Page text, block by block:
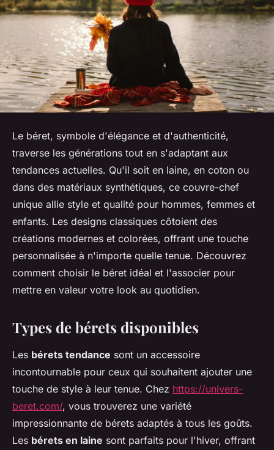
Le béret, symbole d'élégance et d'authenticité,
traverse les générations tout en s'adaptant aux
tendances actuelles. Qu'il soit en laine, en coton ou
dans des matériaux synthétiques, ce couvre-chef
unique allie style et qualité pour hommes, femmes et
enfants. Les designs classiques côtoient des
créations modernes et colorées, offrant une touche
personnalisée à n'importe quelle tenue. Découvrez
comment choisir le béret idéal et l'associer pour
mettre en valeur votre look au quotidien.
Types de bérets disponibles
Les bérets tendance sont un accessoire
incontournable pour ceux qui souhaitent ajouter une
touche de style à leur tenue. Chez https://univers-
beret.com/, vous trouverez une variété
impressionnante de bérets adaptés à tous les goûts.
Les bérets en laine sont parfaits pour l'hiver, offrant